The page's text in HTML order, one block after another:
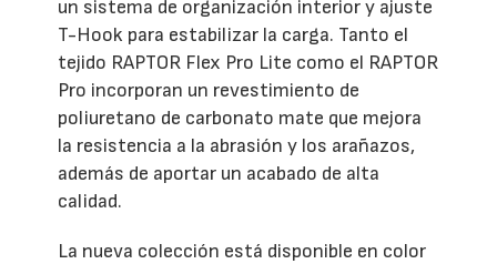
un sistema de organización interior y ajuste
T-Hook para estabilizar la carga. Tanto el
tejido RAPTOR Flex Pro Lite como el RAPTOR
Pro incorporan un revestimiento de
poliuretano de carbonato mate que mejora
la resistencia a la abrasión y los arañazos,
además de aportar un acabado de alta
calidad.
La nueva colección está disponible en color